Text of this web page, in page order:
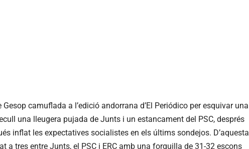
camuflada a l’edició andorrana d’El Periódico per esquivar una
una lleugera pujada de Junts i un estancament del PSC, després
inflat les expectatives socialistes en els últims sondejos. D’aquesta
a tres entre Junts, el PSC i ERC amb una forquilla de 31-32 escons